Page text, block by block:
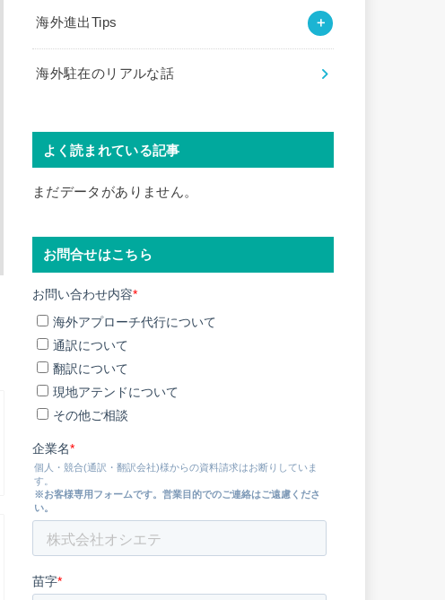
海外進出Tips
海外駐在のリアルな話
よく読まれている記事
まだデータがありません。
お問合せはこちら